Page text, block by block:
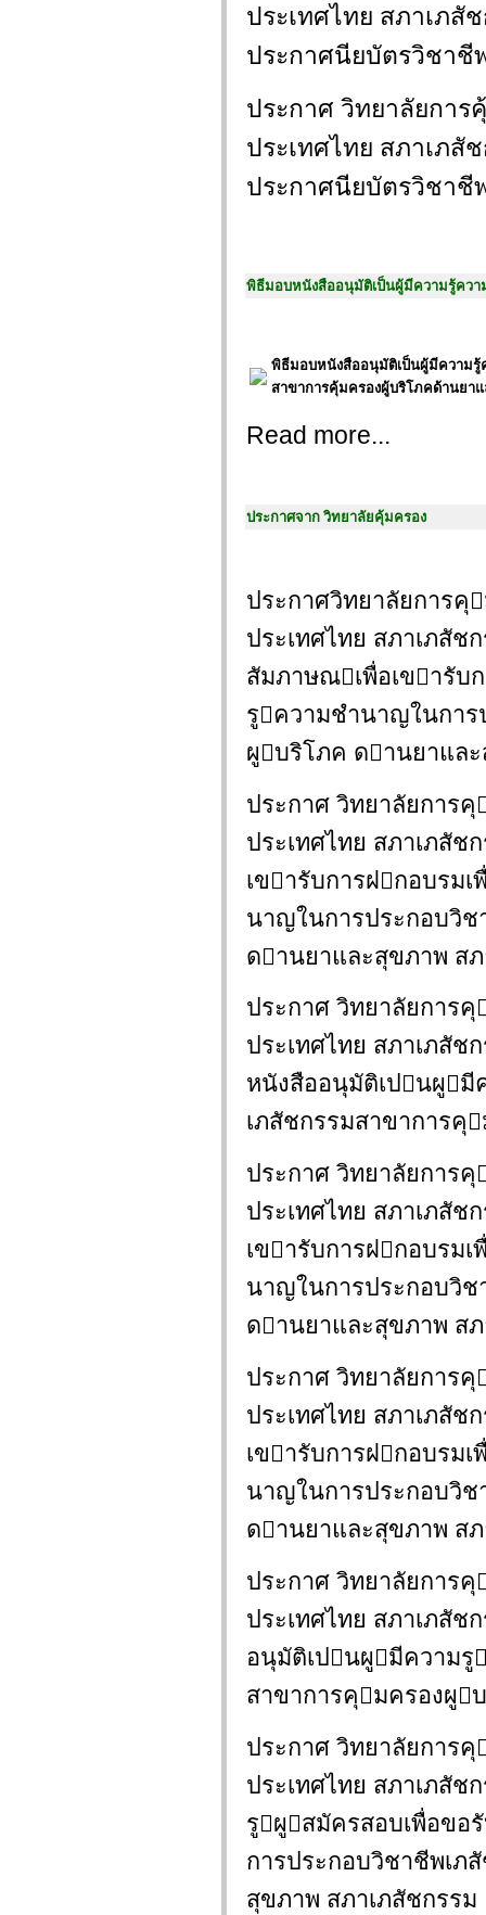
ประเทศไทย สภาเภสั
ประกาศนียบัตรวิชาชี
ประกาศ วิทยาลัยกา
ประเทศไทย สภาเภสั
ประกาศนียบัตรวิชาชี
พิธีมอบหนังสืออนุมัติเป็นผู้มีความรู้คว
พิธีมอบหนังสืออนุมัติเป็นผู้มีความ
สาขาการคุ้มครองผู้บริโภคด้านยา
Read more...
ประกาศจาก วิทยาลัยคุ้มครอง
ประกาศวิทยาลัยการคุ
ประเทศไทย สภาเภสั
สัมภาษณเพื่อเขารับ
รูความชํานาญในการ
ผูบริโภค ดานยาแล
ประกาศ วิทยาลัยการ
ประเทศไทย สภาเภสัช
เขารับการฝกอบรม
นาญในการประกอบวิช
ดานยาและสุขภาพ ส
ประกาศ วิทยาลัยการ
ประเทศไทย สภาเภสัช
หนังสืออนุมัติเปนผู
เภสัชกรรมสาขาการคุ
ประกาศ วิทยาลัยการ
ประเทศไทย สภาเภสั
เขารับการฝกอบรม
นาญในการประกอบวิช
ดานยาและสุขภาพ ส
ประกาศ วิทยาลัยการ
ประเทศไทย สภาเภสั
เขารับการฝกอบรม
นาญในการประกอบวิช
ดานยาและสุขภาพ ส
ประกาศ วิทยาลัยการ
ประเทศไทย สภาเภสั
อนุมัติเปนผูมีความรู
สาขาการคุมครองผู
ประกาศ วิทยาลัยการ
ประเทศไทย สภาเภสั
รูผูสมัครสอบเพื่อข
การประกอบวิชาชีพเภ
สุขภาพ สภาเภสัชกรรม